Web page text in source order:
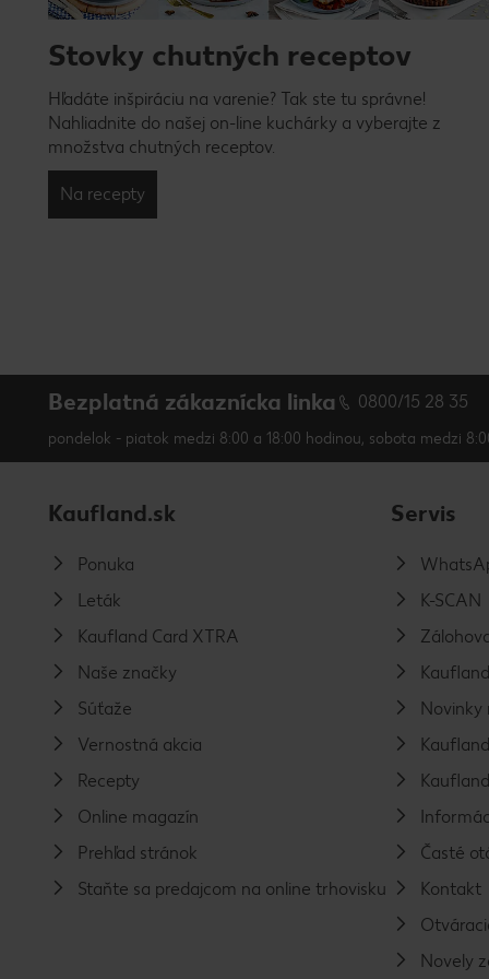
Stovky chutných receptov
Hľadáte inšpiráciu na varenie? Tak ste tu správne!
Nahliadnite do našej on-line kuchárky a vyberajte z
množstva chutných receptov.
Na recepty
Bezplatná zákaznícka linka 0800/15 28 35
pondelok - piatok medzi 8:00 a 18:00 hodinou, sobota medzi
Kaufland.sk
Ponuka
Leták
Kaufland Card XTRA
Naše značky
Súťaže
Vernostná akcia
Recepty
Online magazín
Prehľad stránok
Staňte sa predajcom na online trhovisku
Servis
K-SCAN
Novinky
Časté
Kontakt
Novely